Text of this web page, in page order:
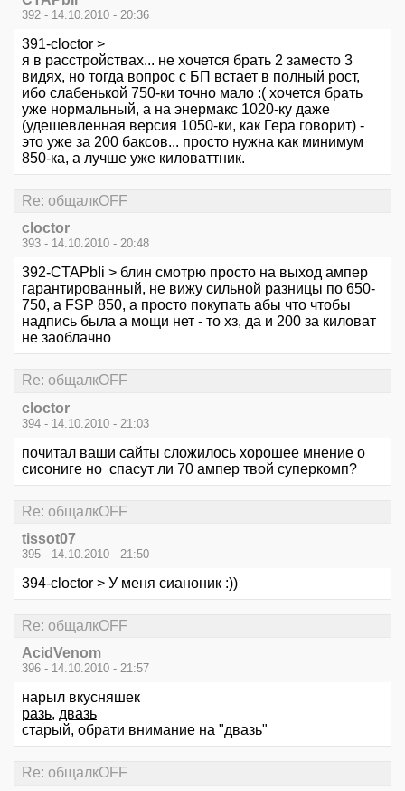
392 - 14.10.2010 - 20:36
391-cloctor >
я в расстройствах... не хочется брать 2 заместо 3
видях, но тогда вопрос с БП встает в полный рост,
ибо слабенькой 750-ки точно мало :( хочется брать
уже нормальный, а на энермакс 1020-ку даже
(удешевленная версия 1050-ки, как Гера говорит) -
это уже за 200 баксов... просто нужна как минимум
850-ка, а лучше уже киловаттник.
Re: общалкOFF
cloctor
393 - 14.10.2010 - 20:48
392-CTAPbIi > блин смотрю просто на выход ампер
гарантированный, не вижу сильной разницы по 650-
750, а FSP 850, а просто покупать абы что чтобы
надпись была а мощи нет - то хз, да и 200 за киловат
не заоблачно
Re: общалкOFF
cloctor
394 - 14.10.2010 - 21:03
почитал ваши сайты сложилось хорошее мнение о
сисониге но спасут ли 70 ампер твой суперкомп?
Re: общалкOFF
tissot07
395 - 14.10.2010 - 21:50
394-cloctor > У меня сианоник :))
Re: общалкOFF
AcidVenom
396 - 14.10.2010 - 21:57
нарыл вкусняшек
разь, двазь
старый, обрати внимание на "двазь"
Re: общалкOFF